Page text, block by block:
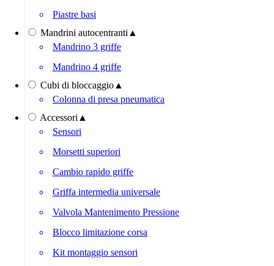
Piastre basi
Mandrini autocentranti ▲
Mandrino 3 griffe
Mandrino 4 griffe
Cubi di bloccaggio ▲
Colonna di presa pneumatica
Accessori ▲
Sensori
Morsetti superiori
Cambio rapido griffe
Griffa intermedia universale
Valvola Mantenimento Pressione
Blocco limitazione corsa
Kit montaggio sensori